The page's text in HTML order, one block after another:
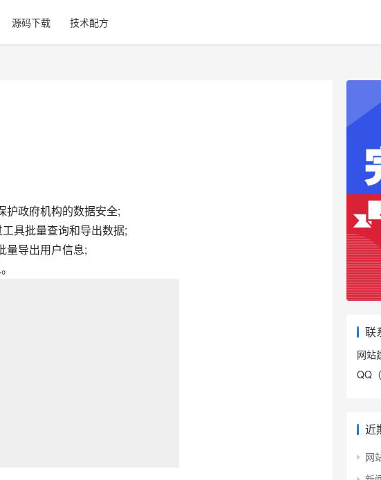
源码下载 技术配方
护政府机构的数据安全;
具批量查询和导出数据;
量导出用户信息;
联
网站
QQ
近
网